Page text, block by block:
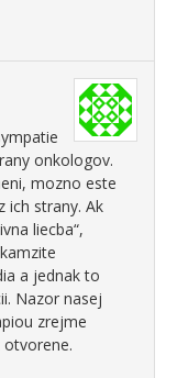
onkologov.
mozno este
ich strany. Ak
liecba“,
a jednak to
Nazor nasej
zrejme